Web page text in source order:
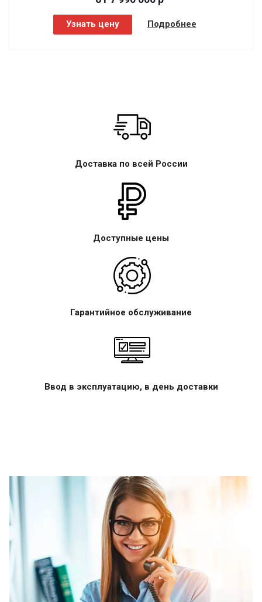
Узнать цену Подробнее
Доставка по всей России
Доступные цены
Гарантийное обслуживание
Ввод в эксплуатацию, в день доставки